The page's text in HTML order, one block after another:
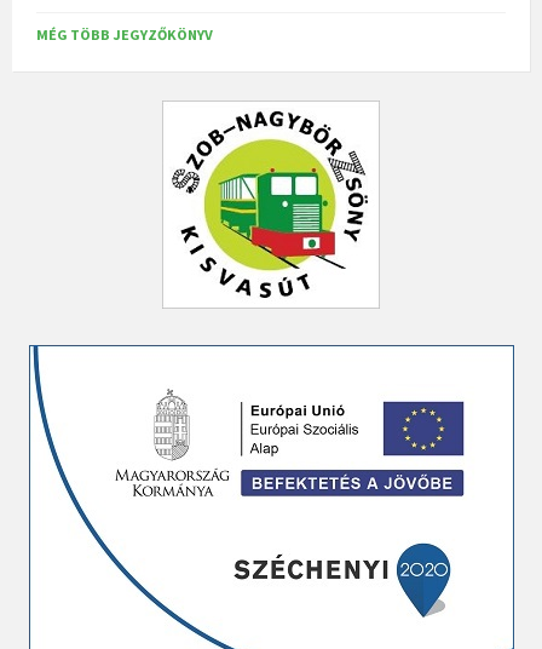
MÉG TÖBB JEGYZŐKÖNYV